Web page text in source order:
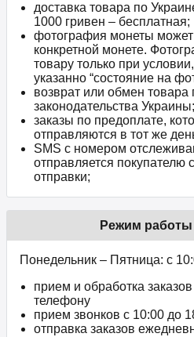
доставка товара по
1000 гривен – бесплатная;
фотография монеты может
конкретной монете.
товару только при
указанно “состояние на
возврат или обмен товара
законодательства Украины;
заказы по предоплате,
отправляются в тот же
SMS с номером
отправляется покупателю
отправки;
Режим работы
Понедельник – Пятница: с
прием и обработка
телефону
прием звонков c 10:00 до
отправка заказов